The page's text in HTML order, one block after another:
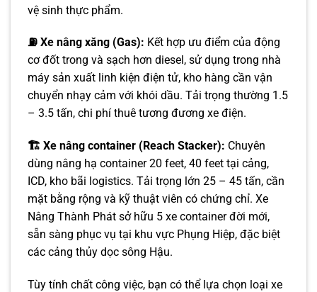
vệ sinh thực phẩm.
⛽ Xe nâng xăng (Gas): Kết hợp ưu điểm của động
cơ đốt trong và sạch hơn diesel, sử dụng trong nhà
máy sản xuất linh kiện điện tử, kho hàng cần vận
chuyển nhạy cảm với khói dầu. Tải trọng thường 1.5
– 3.5 tấn, chi phí thuê tương đương xe điện.
🏗️ Xe nâng container (Reach Stacker): Chuyên
dùng nâng hạ container 20 feet, 40 feet tại cảng,
ICD, kho bãi logistics. Tải trọng lớn 25 – 45 tấn, cần
mặt bằng rộng và kỹ thuật viên có chứng chỉ. Xe
Nâng Thành Phát sở hữu 5 xe container đời mới,
sẵn sàng phục vụ tại khu vực Phụng Hiệp, đặc biệt
các cảng thủy dọc sông Hậu.
Tùy tính chất công việc, bạn có thể lựa chọn loại xe